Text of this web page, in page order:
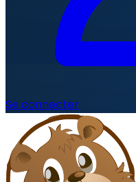
Se connecter